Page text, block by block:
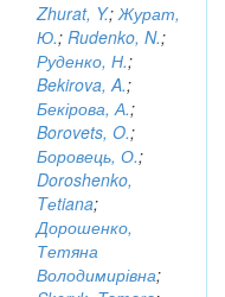
Zhurat, Y.;Журат,
Ю.; Rudenko, N.;
Руденко, Н.;
Bekirova, A.;
Бекірова, А.;
Borovets, O.;
Боровець, О.;
Doroshenko,
Tеtiana;
Дорошенко,
Тетяна
Володимирівна;